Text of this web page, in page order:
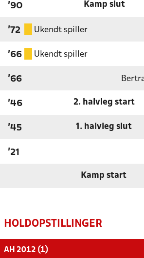
'90 Kamp slut
'72 Ukendt spiller
'66 Ukendt spiller
'66
'46 2. halvleg start
'45 1. halvleg slut
'21
Kamp start
HOLDOPSTILLINGER
AH 2012 (1)